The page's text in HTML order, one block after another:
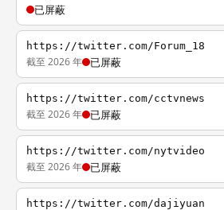
已屏蔽
https://twitter.com/Forum_18
截至 2026 年 已屏蔽
https://twitter.com/cctvnews
截至 2026 年 已屏蔽
https://twitter.com/nytvideo
截至 2026 年 已屏蔽
https://twitter.com/dajiyuan